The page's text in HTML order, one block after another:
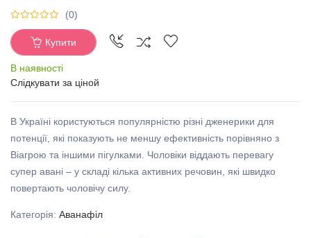
(0)
Купити
В наявності
Слідкувати за ціной
В Україні користуються популярністю різні дженерики для
потенції, які показують не меншу ефективність порівняно з
Віагрою та іншими пігулками. Чоловіки віддають перевагу
супер авані – у складі кілька активних речовин, які швидко
повертають чоловічу силу.
Категорія: Аванафіл